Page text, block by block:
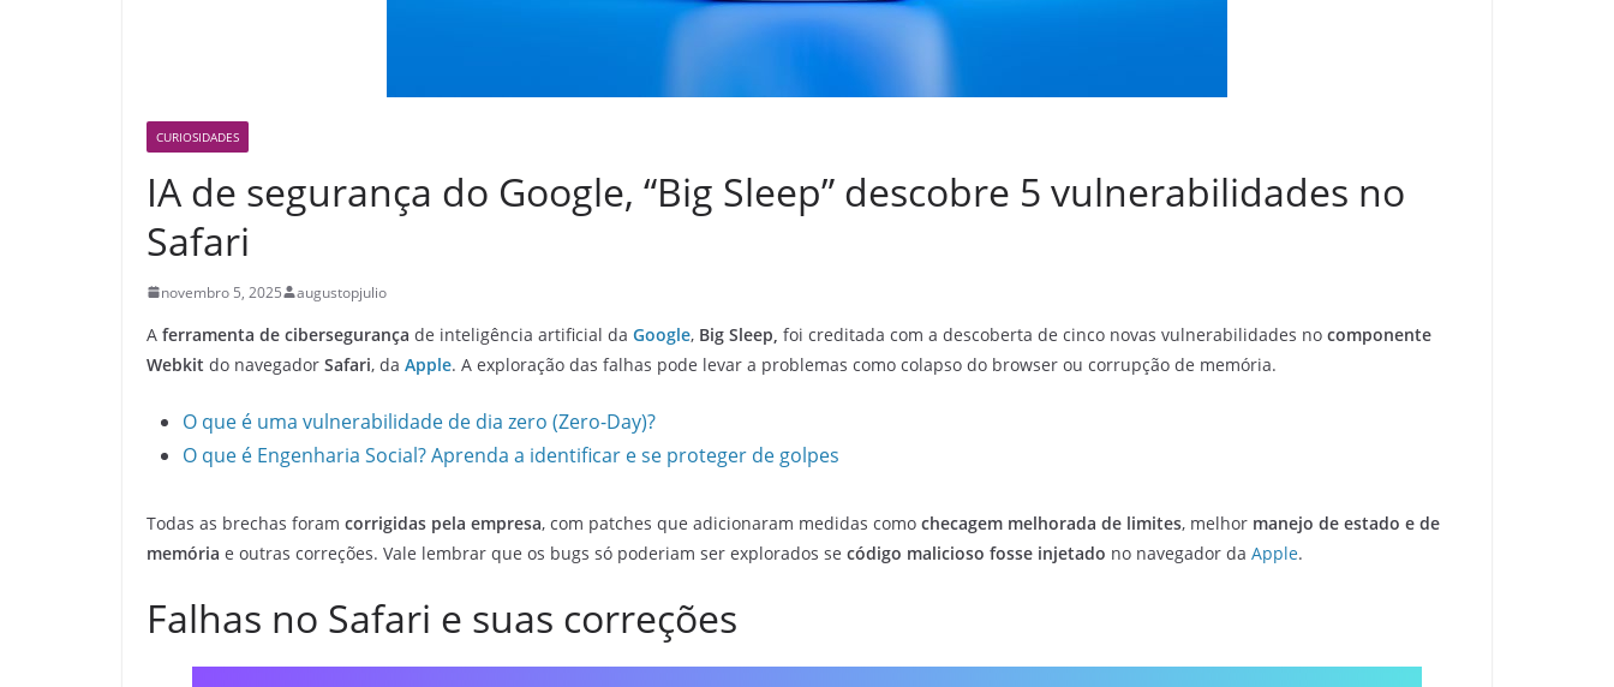
CURIOSIDADES
IA de segurança do Google, “Big Sleep” descobre 5 vulnerabilidades no
Safari
novembro 5, 2025 augustopjulio
A ferramenta de cibersegurança de inteligência artificial da Google, Big Sleep, foi creditada com a descoberta de cinco novas vulnerabilidades no componente
Webkit do navegador Safari, da Apple. A exploração das falhas pode levar a problemas como colapso do browser ou corrupção de memória.
O que é uma vulnerabilidade de dia zero (Zero-Day)?
O que é Engenharia Social? Aprenda a identificar e se proteger de golpes
Todas as brechas foram corrigidas pela empresa, com patches que adicionaram medidas como checagem melhorada de limites, melhor manejo de estado e de
memória e outras correções. Vale lembrar que os bugs só poderiam ser explorados se código malicioso fosse injetado no navegador da Apple.
Falhas no Safari e suas correções